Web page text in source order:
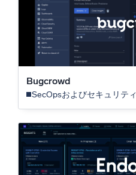
Bugcrowd
SecOpsおよびセキュリティ